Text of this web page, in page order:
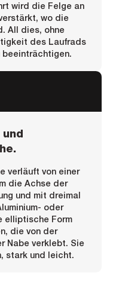
wird die Felge an
wo die
All dies, ohne
des Laufrads
beeinträchtigen.
verläuft von einer
die Achse der
und mit dreimal
oder
elliptische Form
die von der
Nabe verklebt. Sie
stark und leicht.